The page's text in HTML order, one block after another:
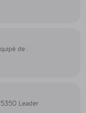
équipé de : -
de :
LV5350 Leader - LE-
Leader